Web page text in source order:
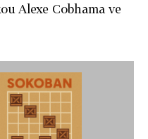
Alexe Cobhama ve